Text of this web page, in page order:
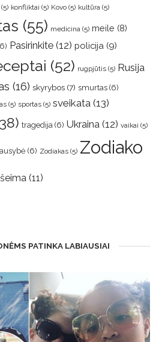
(5) konfliktai (5) Kovo (5) kultūra (5)
(55) medicina (5) meile (8)
Pasirinkite (12) policija (9)
(52) rugpjūtis (5) Rusija
(16) skyrybos (7) smurtas (6)
(5) sportas (5) sveikata (13)
tragedija (6) Ukraina (12) vaikai (5)
(6) Zodiakas (5) Zodiako
šeima (11)
PATINKA LABIAUSIAI